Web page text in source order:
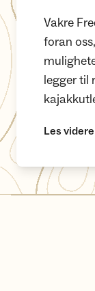
Vakre
foran
legger til
Les videre